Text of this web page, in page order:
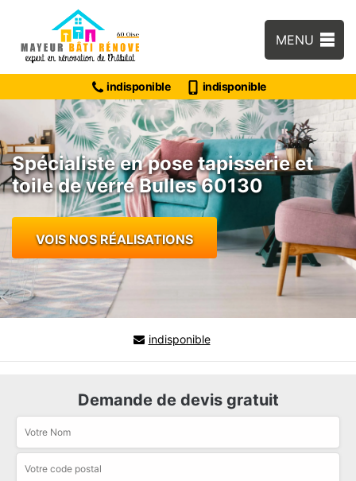
MENU
indisponible indisponible
Spécialiste en pose tapisserie et
toile de verre Bulles 60130
VOIS NOS RÉALISATIONS
indisponible
Demande de devis gratuit